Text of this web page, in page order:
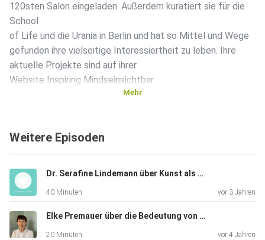
120sten Salon eingeladen. Außerdem kuratiert sie für die
School
of Life und die Urania in Berlin und hat so Mittel und Wege
gefunden ihre vielseitige Interessiertheit zu leben. Ihre
aktuelle Projekte sind auf ihrer
Website Inspiring Mindseinsichtbar.
spannende und interessante Menschen, die sie auch noch
miteinander vernetzt. Was ist naheliegender als einen Salon
zu
führen! Auf diese Weise hält sie Kontakt zu den vielen
Menschen,
die ihr begegnen ebenso wie zu ihren engeren Freunden.
Mehr
Weitere Episoden
Dr. Serafine Lindemann über Kunst als Mittel für Begegnungen und erlebbare Nachhaltigkeit
40 Minuten vor 3 Jahren
Elke Premauer über die Bedeutung von Begegnungen
20 Minuten vor 4 Jahren